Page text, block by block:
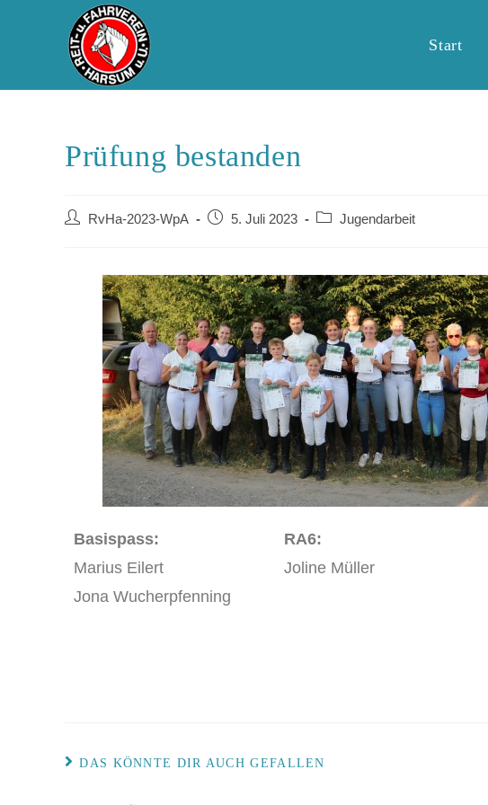
Start
Prüfung bestanden
RvHa-2023-WpA 5. Juli 2023 Jugendarbeit
Basispass:
Marius Eilert
Jona Wucherpfenning
RA6:
Joline Müller
DAS KÖNNTE DIR AUCH GEFALLEN